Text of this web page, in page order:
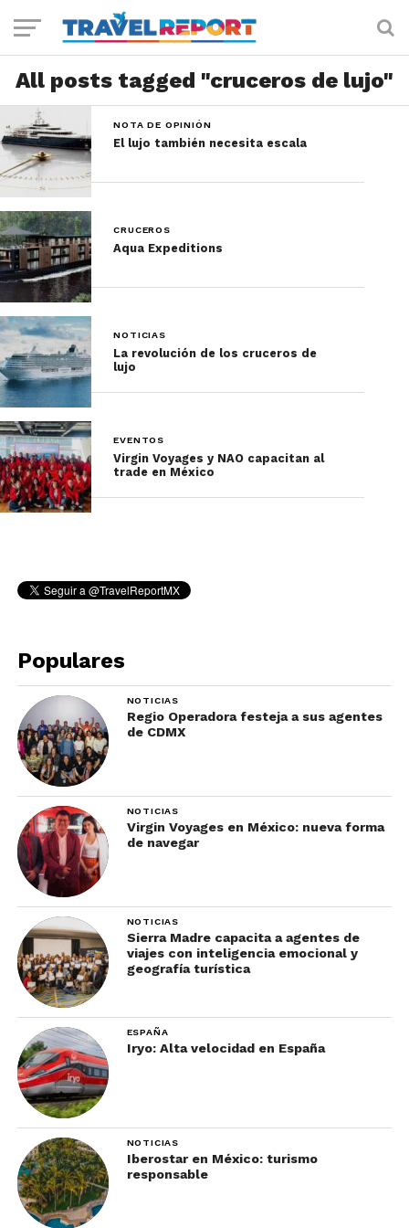
All posts tagged "cruceros de lujo"
NOTA DE OPINIÓN
El lujo también necesita escala
CRUCEROS
Aqua Expeditions
NOTICIAS
La revolución de los cruceros de
lujo
EVENTOS
Virgin Voyages y NAO capacitan al
trade en México
Populares
NOTICIAS
Regio Operadora festeja a sus agentes
de CDMX
NOTICIAS
Virgin Voyages en México: nueva forma
de navegar
NOTICIAS
Sierra Madre capacita a agentes de
viajes con inteligencia emocional y
geografía turística
ESPAÑA
Iryo: Alta velocidad en España
NOTICIAS
Iberostar en México: turismo
responsable